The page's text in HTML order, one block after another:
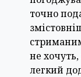
точно
не
легкий